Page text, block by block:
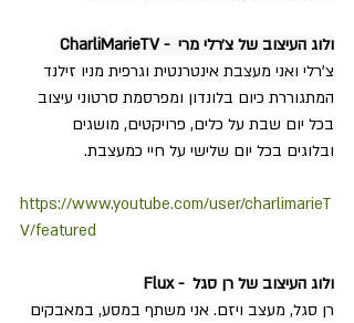
ולוג העיצוב של צ׳רלי מרי  - CharliMarieTV
צ'רלי ואני מעצבת אינטרנטית וגרפית מניו זילנד
המתגוררת כיום בלונדון ומפרסמת סרטוני עיצוב
בכל יום שבת על כלים, פרויקטים, מושגים
ובלוגים בכל יום שלישי על חיי כמעצבת.
https://www.youtube.com/user/charlimarieT
V/featured
ולוג העיצוב של רן סגל  - Flux
רן סגל, מעצב ויזם. אני משתף במסע, במאבקים